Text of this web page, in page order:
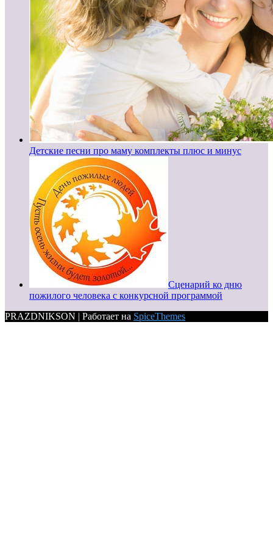
Детские песни про маму комплекты плюс и минус
Сценарий ко дню
пожилого человека с конкурсной программой
PRAZDNIKSON | Работает на SpiceThemes